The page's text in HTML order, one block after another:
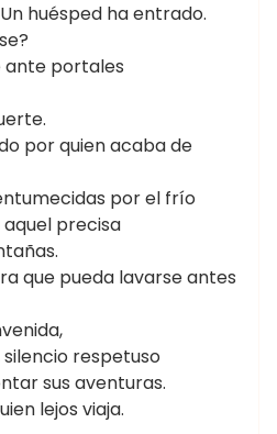
huésped ha entrado.
ante portales
por quien acaba de
por el frío
precisa
que pueda lavarse antes
respetuso
sus aventuras.
lejos viaja.